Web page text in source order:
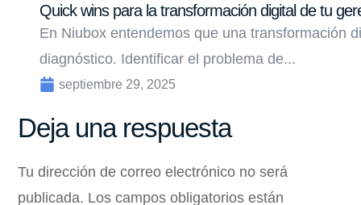
Quick wins para la transformación digital de tu
En Niubox entendemos que una transformación
diagnóstico. Identificar el problema de...
septiembre 29, 2025
Deja una respuesta
Tu dirección de correo electrónico no será
publicada. Los campos obligatorios están